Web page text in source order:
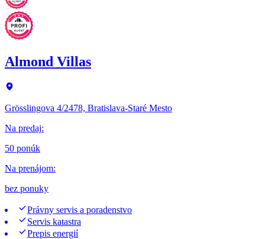
Almond Villas
Grösslingova 4/2478, Bratislava-Staré Mesto
Na predaj:
50 ponúk
Na prenájom:
bez ponuky
Právny servis a poradenstvo
Servis katastra
Prepis energií